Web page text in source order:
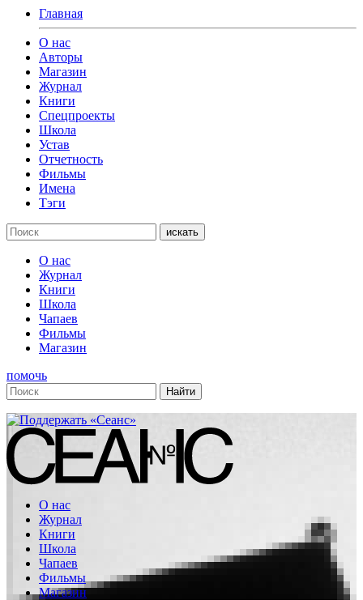
Главная
О нас
Авторы
Магазин
Журнал
Книги
Спецпроекты
Школа
Устав
Отчетность
Фильмы
Имена
Тэги
искать
О нас
Журнал
Книги
Школа
Чапаев
Фильмы
Магазин
помочь
О нас
Журнал
Книги
Школа
Чапаев
Фильмы
Магазин